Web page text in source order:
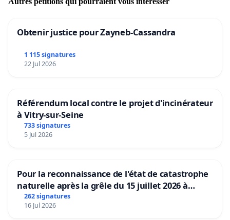
Obtenir justice pour Zayneb-Cassandra
1 115 signatures
22 Jul 2026
Référendum local contre le projet d'incinérateur
à Vitry-sur-Seine
733 signatures
5 Jul 2026
Pour la reconnaissance de l'état de catastrophe
naturelle après la grêle du 15 juillet 2026 à
Aubenas et ses alentours
262 signatures
16 Jul 2026